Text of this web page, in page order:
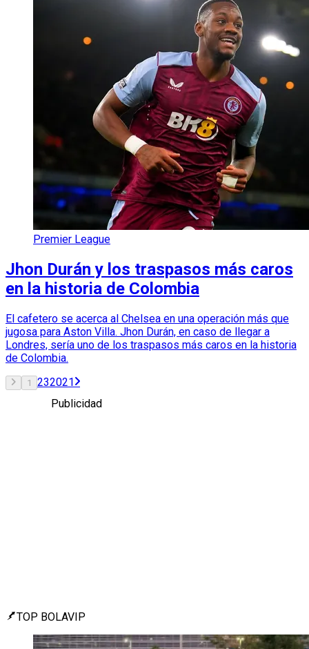
Premier League
Jhon Durán y los traspasos más caros
en la historia de Colombia
El cafetero se acerca al Chelsea en una operación más que
jugosa para Aston Villa. Jhon Durán, en caso de llegar a
Londres, sería uno de los traspasos más caros en la historia
de Colombia.
1 232021
Publicidad
TOP BOLAVIP